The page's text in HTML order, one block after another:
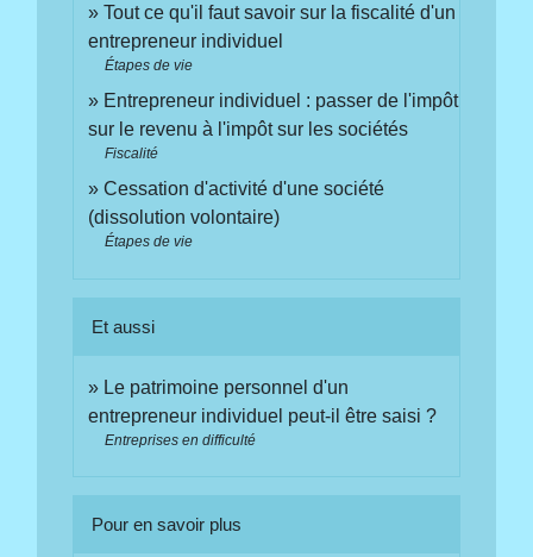
Tout ce qu'il faut savoir sur la fiscalité d'un
entrepreneur individuel
Étapes de vie
Entrepreneur individuel : passer de l'impôt
sur le revenu à l'impôt sur les sociétés
Fiscalité
Cessation d'activité d'une société
(dissolution volontaire)
Étapes de vie
Et aussi
Le patrimoine personnel d'un
entrepreneur individuel peut-il être saisi ?
Entreprises en difficulté
Pour en savoir plus